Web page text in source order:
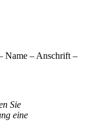
Name – Anschrift –
Sie
eine